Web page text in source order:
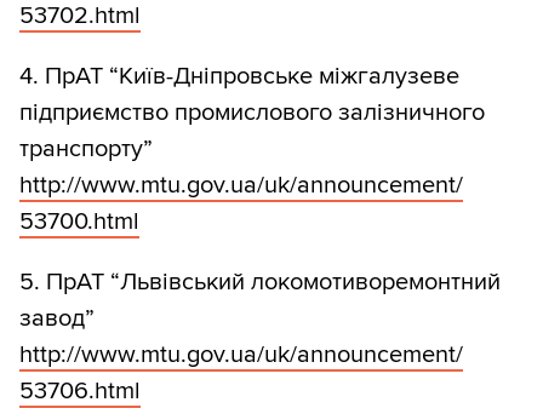
53702.html
4. ПрАТ “Київ-Дніпровське міжгалузеве
підприємство промислового залізничного
транспорту”
http://www.mtu.gov.ua/uk/announcement/
53700.html
5. ПрАТ “Львівський локомотиворемонтний
завод”
http://www.mtu.gov.ua/uk/announcement/
53706.html